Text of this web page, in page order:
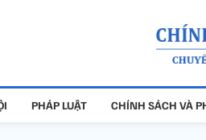
PHÁP LUẬT CHÍNH SÁCH VÀ